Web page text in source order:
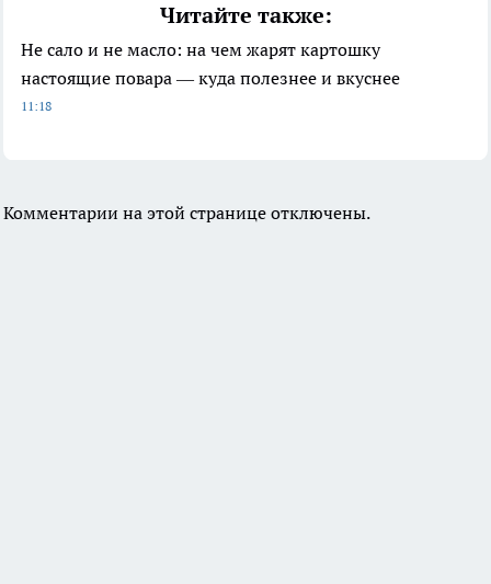
Читайте также:
Не сало и не масло: на чем жарят картошку
настоящие повара — куда полезнее и вкуснее
11:18
Комментарии на этой странице отключены.